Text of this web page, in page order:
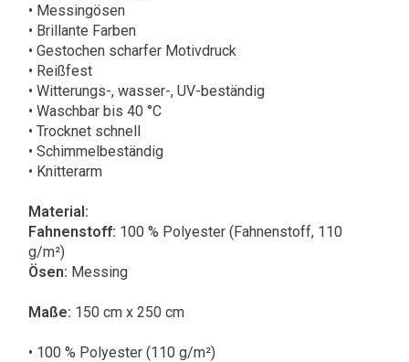
• Messingösen
• Brillante Farben
• Gestochen scharfer Motivdruck
• Reißfest
• Witterungs-, wasser-, UV-beständig
• Waschbar bis 40 °C
• Trocknet schnell
• Schimmelbeständig
• Knitterarm
Material:
Fahnenstoff: 100 % Polyester (Fahnenstoff, 110
g/m²)
Ösen: Messing
Maße: 150 cm x 250 cm
• 100 % Polyester (110 g/m²)